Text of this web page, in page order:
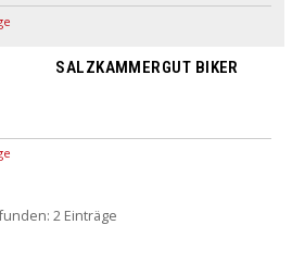
SALZKAMMERGUT BIKER
2 Einträge